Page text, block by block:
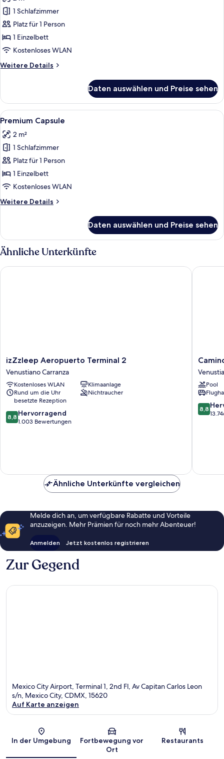
Comfort
Capsule
in
Mixed
anzeigen
1 Schlafzimmer
Platz für 1 Person
1 Einzelbett
Kostenloses WLAN
Weitere Details
Weitere
Capsule
in
Mixed
Daten auswählen und Preise sehen
Alle
Fotos
für
Premium
Capsule
anzeigen
Ein Flur mit Etagenbetten, jedes mit
9
Premium Capsule
2 m²
1 Schlafzimmer
Platz für 1 Person
1 Einzelbett
Kostenloses WLAN
Weitere Details
Weitere
Capsule
Daten auswählen und Preise sehen
Ähnliche Unterkünfte
izZzleep
Aeropuerto
Terminal
2
Venustiano
Carranza
izZzleep Aeropuerto Terminal 2
Venustiano Carranza
Kostenloses WLAN
Klimaanlage
Rund um die Uhr
besetzte Rezeption
Nichtraucher
8.8
von
8,8 Hervorragend
1.003 Bewertungen
izZzleep Aeropuerto Terminal 2
Camino
Real
Mexico
Carranza
Pool
8.8
von
8,8
Camino
Ähnliche Unterkünfte vergleichen
Melde dich an, um verfügbare Rabatte und Vorteile
anzuzeigen. Mehr Prämien für noch mehr Abenteuer!
Anmelden Jetzt kostenlos registrieren
Zur Gegend
Mexico City Airport, Terminal 1, 2nd Fl, Av Capitan Carlos Leon
s/n, Mexico City, CDMX, 15620
Auf Karte anzeigen
In der Umgebung
Fortbewegung vor
Ort
Restaurants